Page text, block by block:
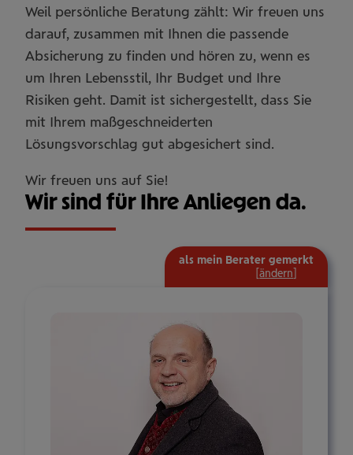
Weil persönliche Beratung zählt: Wir freuen uns
darauf, zusammen mit Ihnen die passende
Absicherung zu finden und hören zu, wenn es
um Ihren Lebensstil, Ihr Budget und Ihre
Risiken geht. Damit ist sichergestellt, dass Sie
mit Ihrem maßgeschneiderten
Lösungsvorschlag gut abgesichert sind.
Wir freuen uns auf Sie!
Wir sind für Ihre Anliegen da.
als mein Berater gemerkt
[ändern